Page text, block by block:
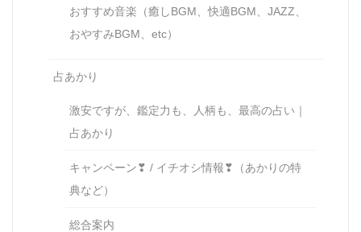
おすすめ音楽（癒しBGM、快適BGM、JAZZ、
おやすみBGM、etc）
占あかり
激安ですが、鑑定力も、人柄も、最高の占い｜
占あかり
キャンペーン❣ / イチオシ情報❣（あかりの特
典など）
総合案内